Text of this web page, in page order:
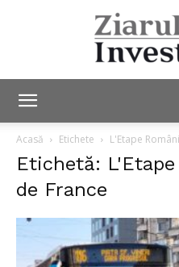
Acasă Etichete L'Etape
Etichetă:
de France